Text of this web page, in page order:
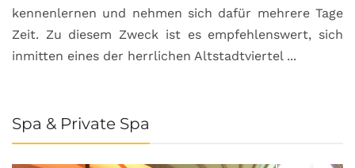
kennenlernen und nehmen sich dafür mehrere Tage
Zeit. Zu diesem Zweck ist es empfehlenswert, sich
inmitten eines der herrlichen Altstadtviertel ...
Spa & Private Spa